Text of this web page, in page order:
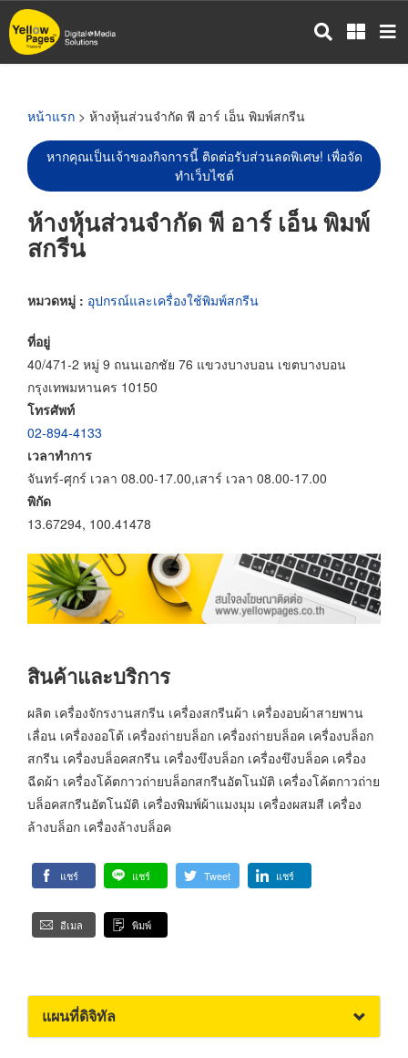
ข้าม
ไป
หน้าแรก > ห้างหุ้นส่วนจำกัด พี อาร์ เอ็น พิมพ์สกรีน
หากคุณเป็นเจ้าของกิจการนี้ ติดต่อรับส่วนลดพิเศษ! เพื่อจัด
ทำเว็บไซต์
ห้างหุ้นส่วนจำกัด พี อาร์ เอ็น พิมพ์
สกรีน
หมวดหมู่ : อุปกรณ์และเครื่องใช้พิมพ์สกรีน
ที่อยู่
40/471-2 หมู่ 9 ถนนเอกชัย 76 แขวงบางบอน เขตบางบอน
กรุงเทพมหานคร 10150
โทรศัพท์
02-894-4133
เวลาทำการ
จันทร์-ศุกร์ เวลา 08.00-17.00,เสาร์ เวลา 08.00-17.00
พิกัด
13.67294, 100.41478
สินค้าและบริการ
ผลิต เครื่องจักรงานสกรีน เครื่องสกรีนผ้า เครื่องอบผ้าสายพาน
เลื่อน เครื่องออโต้ เครื่องถ่ายบล็อก เครื่องถ่ายบล็อค เครื่องบล็อก
สกรีน เครื่องบล็อคสกรีน เครื่องขึงบล็อก เครื่องขึงบล็อค เครื่อง
ฉีดผ้า เครื่องโค้ตกาวถ่ายบล็อกสกรีนอัตโนมัติ เครื่องโค้ตกาวถ่าย
บล็อคสกรีนอัตโนมัติ เครื่องพิมพ์ผ้าแมงมุม เครื่องผสมสี เครื่อง
ล้างบล็อก เครื่องล้างบล็อค
แชร์ แชร์ Tweet แชร์
อีเมล พิมพ์
แผนที่ดิจิทัล